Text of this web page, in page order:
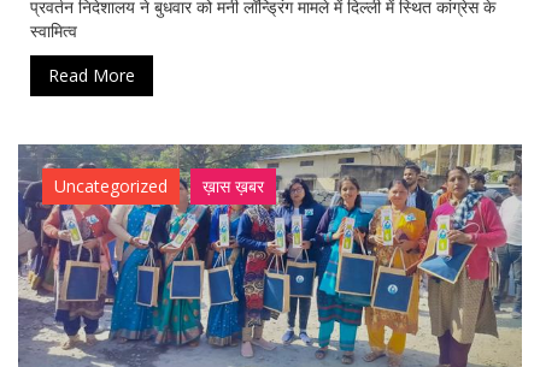
प्रवर्तन निदेशालय ने बुधवार को मनी लॉन्ड्रिंग मामले में दिल्ली में स्थित कांग्रेस के
स्वामित्व
Read More
Uncategorized ख़ास ख़बर